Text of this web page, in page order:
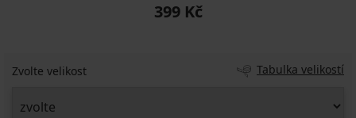
399 Kč
Zvolte velikost Tabulka velikostí